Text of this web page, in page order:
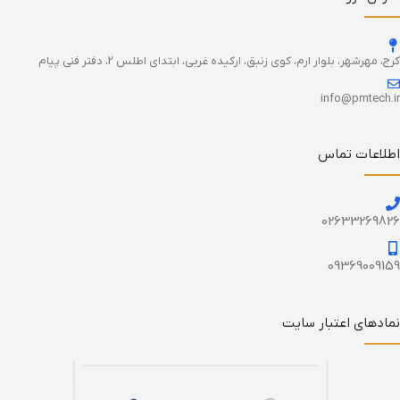
کرج، مهرشهر، بلوار ارم، کوی زنبق، ارکیده غربی، ابتدای اطلس 2، دفتر فنی پیام
info@pmtech.ir
اطلاعات تماس
02633269826
09369009159
نمادهای اعتبار سایت